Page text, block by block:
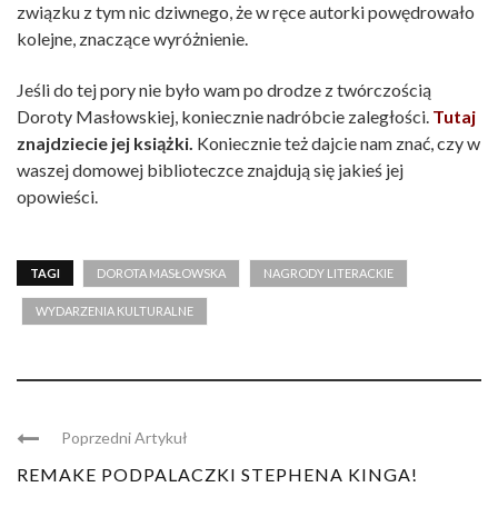
związku z tym nic dziwnego, że w ręce autorki powędrowało
kolejne, znaczące wyróżnienie.
Jeśli do tej pory nie było wam po drodze z twórczością
Doroty Masłowskiej, koniecznie nadróbcie zaległości. Tutaj
znajdziecie jej książki. Koniecznie też dajcie nam znać, czy w
waszej domowej biblioteczce znajdują się jakieś jej
opowieści.
TAGI DOROTA MASŁOWSKA NAGRODY LITERACKIE
WYDARZENIA KULTURALNE
Poprzedni Artykuł
REMAKE PODPALACZKI STEPHENA KINGA!